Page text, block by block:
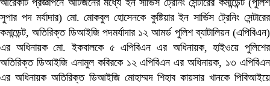
আরেকটি প্রজ্ঞাপনে আটজনের মধ্যে ইন সার্ভিস ট্রেনিং সেন্টারের কমান্ডেন্ট (পুলিশ
সুপার পদ মর্যাদার) মো. মোকবুল হোসেনকে কুষ্টিয়ার ইন সার্ভিস ট্রেনিং সেন্টারের
কমান্ডেন্ট, অতিরিক্ত ডিআইজি পদমর্যাদার ১২ আমর্ড পুলিশ ব্যাটালিয়ন (এপিবিএন)
এর অধিনায়ক মো. ইকবালকে ৫ এপিবিএন এর অধিনায়ক, হাইওয়ে পুলিশের
অতিরিক্ত ডিআইজি এনামুল কবিরকে ১২ এপিবিএন এর অধিনায়ক, ১৩ এপিবিএন
এর অধিনায়ক অতিরিক্ত ডিআইজি মোহাম্মদ শিহাব কায়সার খানকে পিবিআইয়ে